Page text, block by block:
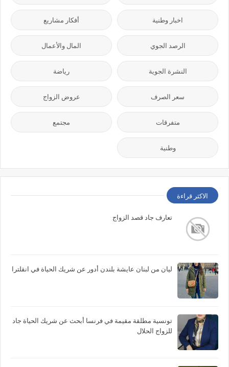
اخبار وطنية أفكار مشاريع
الرصد الجوي المال والأعمال
النشرة الجوية رياضة
سعر الصرف عروض الزواج
متفرقات مجتمع
وطنية
الاكثر قراءة
تعارف جاد قصد الزواج
ليان من لبنان عايشة بلندن أدور عن شريك الحياة في انقلترا
تونسية مطلقة مقيمة في فرنسا أبحث عن شريك الحياة جاد
للزواج الحلال